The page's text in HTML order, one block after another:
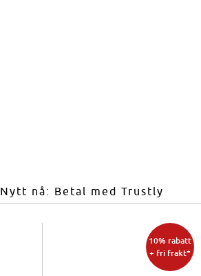
Nytt nå: Betal med Trustly
10% rabatt
+ fri frakt*